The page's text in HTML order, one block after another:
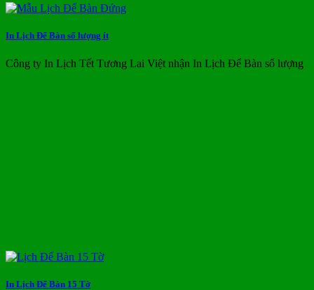
In Lịch Để Bàn số lượng ít
Công ty In Lịch Tết Tương Lai Việt nhận In Lịch Để Bàn số lượng
In Lịch Để Bàn 15 Tờ